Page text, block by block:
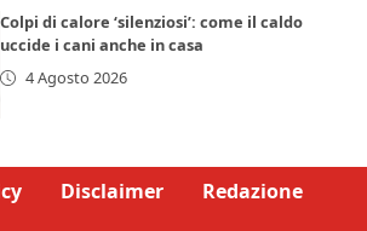
Colpi di calore ‘silenziosi’: come il caldo
uccide i cani anche in casa
4 Agosto 2026
Disclaimer Redazione